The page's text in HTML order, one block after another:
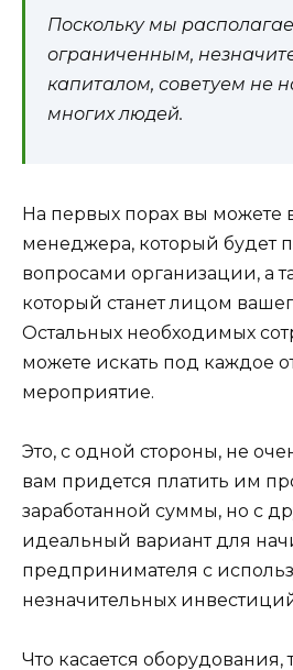
Поскольку мы
ограниченным,
капиталом, советуем не
многих людей.
На первых порах вы можете
менеджера, который будет
вопросами организации, а
который станет лицом
Остальных необходимых
можете искать под каждое
мероприятие.
Это, с одной стороны, не
вам придется платить им
заработанной суммы, но с
идеальный вариант для
предпринимателя с
незначительных
Что касается оборудования,